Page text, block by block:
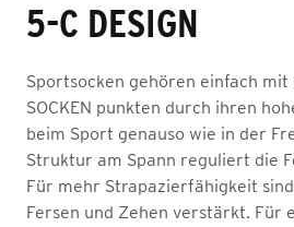
5-C DESIGN
Sportsocken gehören einfach mit
SOCKEN punkten durch ihren
beim Sport genauso wie in der
Struktur am Spann reguliert die
Für mehr Strapazierfähigkeit
Fersen und Zehen verstärkt. Für